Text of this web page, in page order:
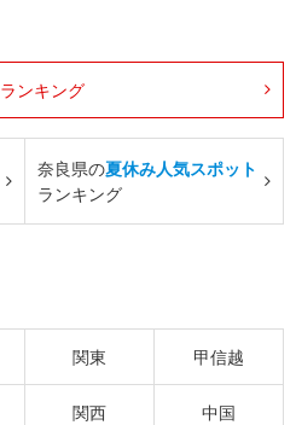
ランキング
奈良県の夏休み人気スポット
ランキング
関東 甲信越
関西 中国